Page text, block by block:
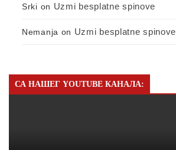
Srki on Uzmi besplatne spinove
Nemanja on Uzmi besplatne spinove
СА НАШЕГ YOUTUBE КАНАЛА: